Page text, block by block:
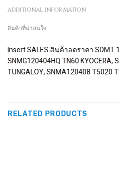
ADDITIONAL INFORMATION
สินค้าที่น่าสนใจ
Insert SALES สินค้าลดราคา SDMT
SNMG120404HQ TN60 KYOCERA,
TUNGALOY, SNMA120408 T5020
RELATED PRODUCTS